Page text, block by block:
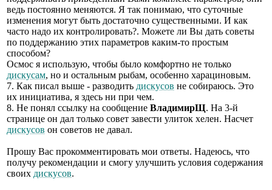
ведь постоянно меняются. Я так понимаю, что суточные
изменения могут быть достаточно существенными. И как
часто надо их контролировать?. Можете ли Вы дать советы
по поддержанию этих параметров каким-то простым
способом?
Осмос я использую, чтобы было комфортно не только
дискусам, но и остальным рыбам, особенно харациновым.
7. Как писал выше - разводить дискусов не собираюсь. Это
их инициатива, я здесь ни при чем.
8. Не понял ссылку на сообщение ВладимирЩ. На 3-й
странице он дал только совет завести улиток хелен. Насчет
дискусов он советов не давал.
Прошу Вас прокомментировать мои ответы. Надеюсь, что
получу рекомендации и смогу улучшить условия содержания
своих дискусов.